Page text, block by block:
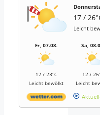
17 /
Leicht
Fr, 07.08.
12 / 23°C
Leicht bewölkt
Sa,
12 /
Leicht